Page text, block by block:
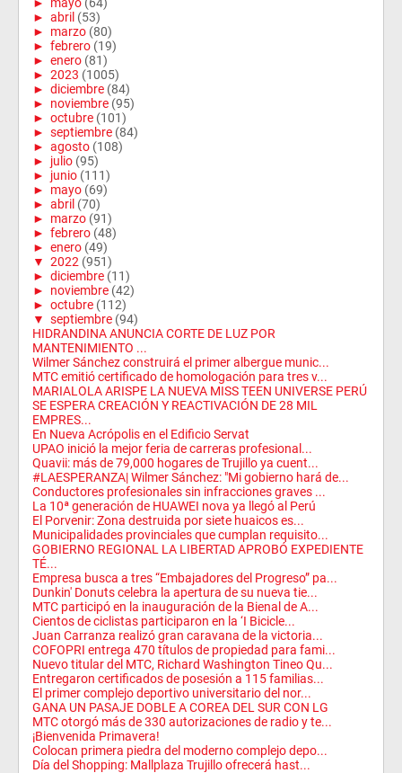
► abril (53)
► marzo (80)
► febrero (19)
► enero (81)
► 2023 (1005)
► diciembre (84)
► noviembre (95)
► octubre (101)
► septiembre (84)
► agosto (108)
► julio (95)
► junio (111)
► mayo (69)
► abril (70)
► marzo (91)
► febrero (48)
► enero (49)
▼ 2022 (951)
► diciembre (11)
► noviembre (42)
► octubre (112)
▼ septiembre (94)
HIDRANDINA ANUNCIA CORTE DE LUZ POR
MANTENIMIENTO ...
Wilmer Sánchez construirá el primer albergue munic...
MTC emitió certificado de homologación para tres v...
MARIALOLA ARISPE LA NUEVA MISS TEEN UNIVERSE PERÚ
SE ESPERA CREACIÓN Y REACTIVACIÓN DE 28 MIL
EMPRES...
En Nueva Acrópolis en el Edificio Servat
UPAO inició la mejor feria de carreras profesional...
Quavii: más de 79,000 hogares de Trujillo ya cuent...
#LAESPERANZA| Wilmer Sánchez: "Mi gobierno hará de...
Conductores profesionales sin infracciones graves ...
La 10ª generación de HUAWEI nova ya llegó al Perú
El Porvenir: Zona destruida por siete huaicos es...
Municipalidades provinciales que cumplan requisito...
GOBIERNO REGIONAL LA LIBERTAD APROBÓ EXPEDIENTE
TÉ...
Empresa busca a tres “Embajadores del Progreso” pa...
Dunkin' Donuts celebra la apertura de su nueva tie...
MTC participó en la inauguración de la Bienal de A...
Cientos de ciclistas participaron en la ‘I Bicicle...
Juan Carranza realizó gran caravana de la victoria...
COFOPRI entrega 470 títulos de propiedad para fami...
Nuevo titular del MTC, Richard Washington Tineo Qu...
Entregaron certificados de posesión a 115 familias...
El primer complejo deportivo universitario del nor...
GANA UN PASAJE DOBLE A COREA DEL SUR CON LG
MTC otorgó más de 330 autorizaciones de radio y te...
¡Bienvenida Primavera!
Colocan primera piedra del moderno complejo depo...
Día del Shopping: Mallplaza Trujillo ofrecerá hast...